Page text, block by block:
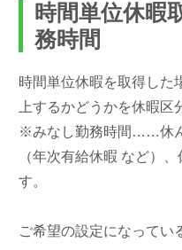
時間単位休暇
務時間
時間単位休暇を取得した
上するかどうかを休暇区
※みなし勤務時間……休
（年次有給休暇 など）
す。
ご希望の設定になってい